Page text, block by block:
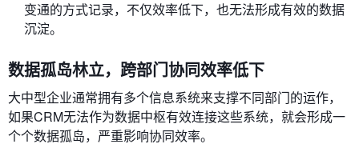
变通的方式记录，不仅效率低下，也无法形成有效的数据
沉淀。
数据孤岛林立，跨部门协同效率低下
大中型企业通常拥有多个信息系统来支撑不同部门的运作，
如果CRM无法作为数据中枢有效连接这些系统，就会形成一
个个数据孤岛，严重影响协同效率。